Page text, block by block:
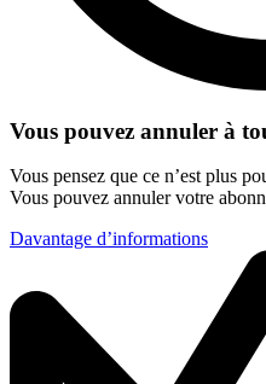
Vous pouvez annuler à
Vous pensez que ce n’est plus
Vous pouvez annuler votre
Davantage d’informations